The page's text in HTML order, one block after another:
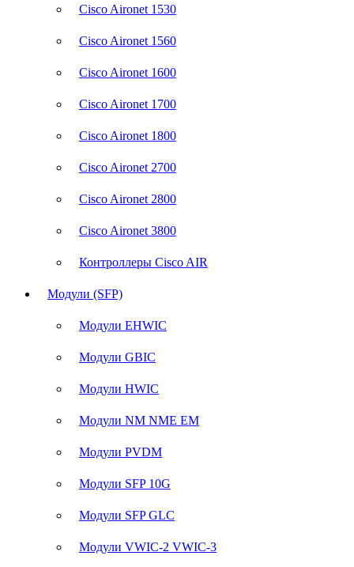
Cisco Aironet 1530
Cisco Aironet 1560
Cisco Aironet 1600
Cisco Aironet 1700
Cisco Aironet 1800
Cisco Aironet 2700
Cisco Aironet 2800
Cisco Aironet 3800
Контроллеры Cisco AIR
Модули (SFP)
Модули EHWIC
Модули GBIC
Модули HWIC
Модули NM NME EM
Модули PVDM
Модули SFP 10G
Модули SFP GLC
Модули VWIC-2 VWIC-3